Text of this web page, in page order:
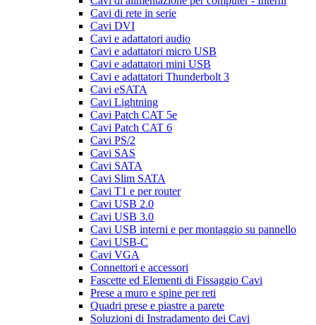
Cavi di rete in serie
Cavi DVI
Cavi e adattatori audio
Cavi e adattatori micro USB
Cavi e adattatori mini USB
Cavi e adattatori Thunderbolt 3
Cavi eSATA
Cavi Lightning
Cavi Patch CAT 5e
Cavi Patch CAT 6
Cavi PS/2
Cavi SAS
Cavi SATA
Cavi Slim SATA
Cavi T1 e per router
Cavi USB 2.0
Cavi USB 3.0
Cavi USB interni e per montaggio su pannello
Cavi USB-C
Cavi VGA
Connettori e accessori
Fascette ed Elementi di Fissaggio Cavi
Prese a muro e spine per reti
Quadri prese e piastre a parete
Soluzioni di Instradamento dei Cavi